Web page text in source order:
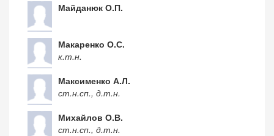
Майданюк О.П.
Макаренко О.С.
к.т.н.
Максименко А.Л.
ст.н.сп., д.т.н.
Михайлов О.В.
ст.н.сп., д.т.н.